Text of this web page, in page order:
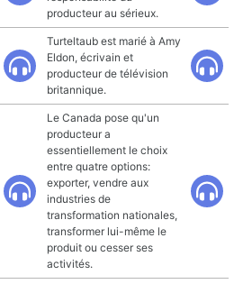
producteur au sérieux.
Turteltaub est marié à Amy
Eldon, écrivain et
producteur de télévision
britannique.
Le Canada pose qu'un
producteur a
essentiellement le choix
entre quatre options:
exporter, vendre aux
industries de
transformation nationales,
transformer lui-même le
produit ou cesser ses
activités.